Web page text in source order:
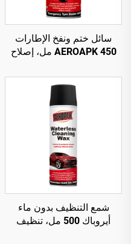
سائل ختم ونفخ الإطارات
AEROAPK 450 مل، إصلاح
أنبوب داخلي
شمع التنظيف بدون ماء
أيروباك 500 مل، تنظيف